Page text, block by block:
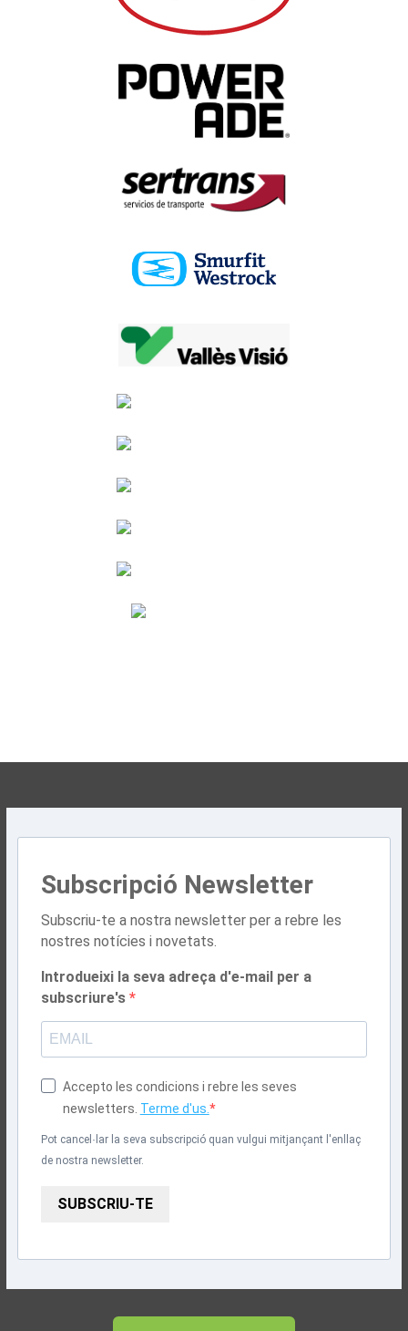
Subscripció Newsletter
Subscriu-te a nostra newsletter per a rebre les
nostres notícies i novetats.
Introdueixi la seva adreça d'e-mail per a
subscriure's
Accepto les condicions i rebre les seves
newsletters. Terme d'us.
Pot cancel·lar la seva subscripció quan vulgui mitjançant l'enllaç
de nostra newsletter.
SUBSCRIU-TE